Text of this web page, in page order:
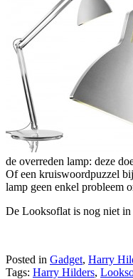
de overreden lamp: deze
Of een kruiswoordpuzzel
lamp geen enkel probleem
De Looksoflat is nog niet in
Posted in Gadget, Harry
Tags: Harry Hilders,